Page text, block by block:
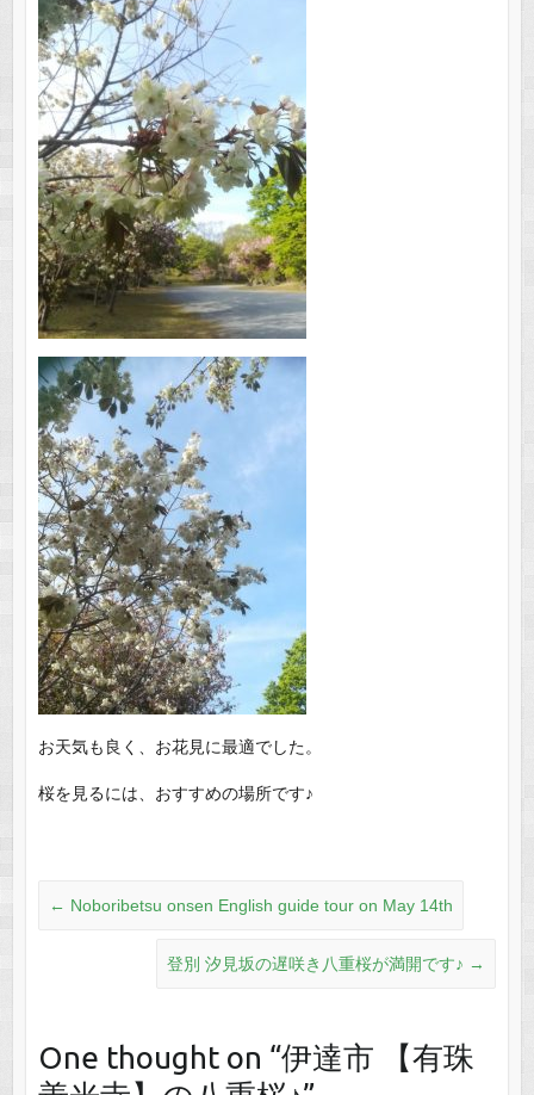
お天気も良く、お花見に最適でした。
桜を見るには、おすすめの場所です♪
← Noboribetsu onsen English guide tour on May 14th
登別 汐見坂の遅咲き八重桜が満開です♪ →
One thought on “伊達市 【有珠